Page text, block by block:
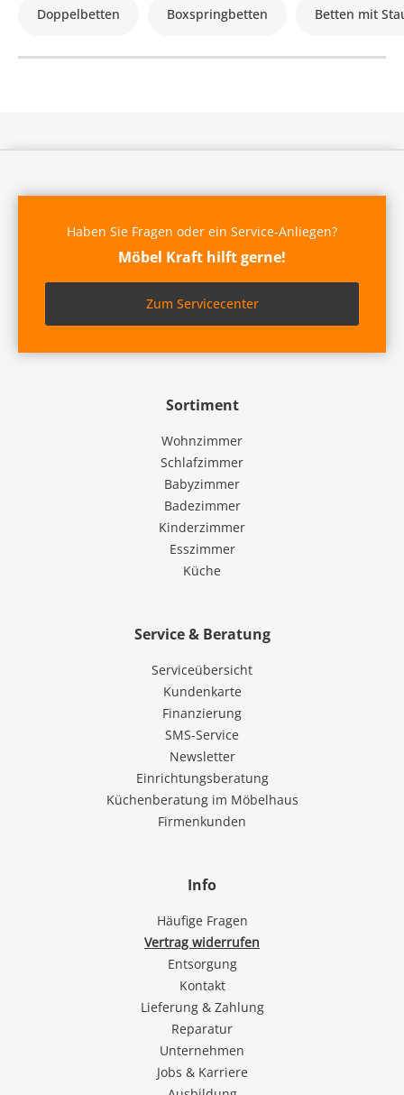
Doppelbetten Boxspringbetten Betten mit
Sortiment
Wohnzimmer
Schlafzimmer
Babyzimmer
Badezimmer
Kinderzimmer
Esszimmer
Küche
Service & Beratung
Serviceübersicht
Kundenkarte
Finanzierung
SMS-Service
Newsletter
Einrichtungsberatung
Küchenberatung im Möbelhaus
Firmenkunden
Info
Häufige Fragen
Vertrag widerrufen
Entsorgung
Kontakt
Lieferung & Zahlung
Reparatur
Unternehmen
Jobs & Karriere
Haben Sie Fragen oder ein Service-Anliegen?
Möbel Kraft hilft gerne!
Zum Servicecenter